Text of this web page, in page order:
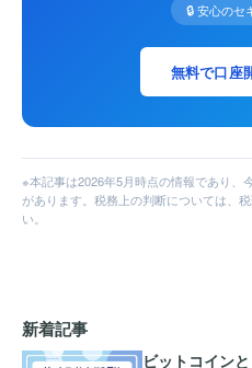
🔒 安心のセ
無料で口座
※本記事は2026年5月時点の情報であり、
があります。税務上の判断については、
い。
新着記事
ビットコイン